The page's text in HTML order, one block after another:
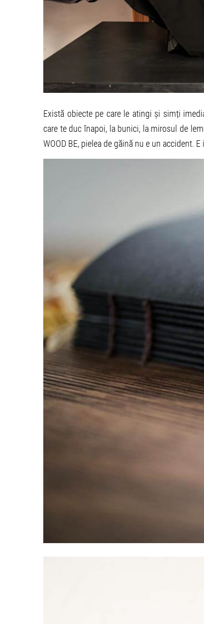
Există obiecte pe care le atingi și simți
care te duc înapoi, la bunici, la mirosul de
WOOD BE, pielea de găină nu e un accident. E